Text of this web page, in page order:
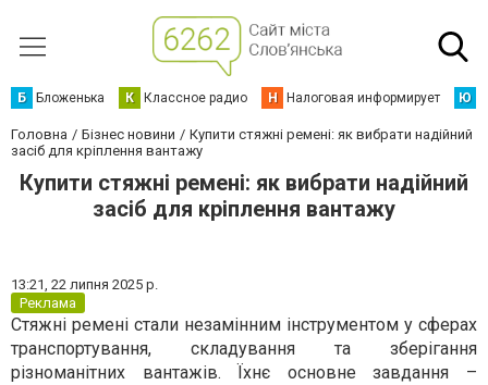
Б Бложенька К Классное радио Н Налоговая информирует Ю
Головна Бізнес новини
Купити стяжні ремені: як вибрати надійний
засіб для кріплення вантажу
Купити стяжні ремені: як вибрати надійний
засіб для кріплення вантажу
13:21, 22 липня 2025 р.
Реклама
Стяжні ремені стали незамінним інструментом у сферах
транспортування, складування та зберігання
різноманітних вантажів. Їхнє основне завдання –